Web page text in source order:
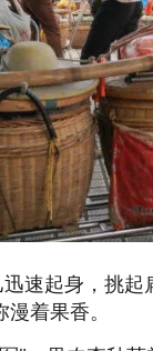
速起身，挑
着果香。